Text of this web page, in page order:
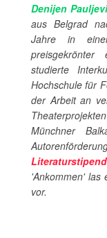
Denijen
aus Belgrad
Jahre in
studierte
Hochschule für
der Arbeit an
Münchner
'Ankommen' las
vor.